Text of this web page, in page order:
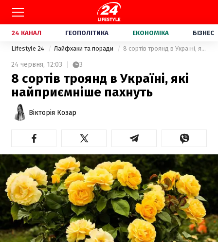
24 КАНАЛ ГЕОПОЛІТИКА ЕКОНОМІКА БІЗНЕС
Lifestyle 24 Лайфхаки та поради 8 сортів троянд в Україні, які найприємніше пахнуть
24 червня, 12:03 3
8 сортів троянд в Україні, які
найприємніше пахнуть
Вікторія Козар